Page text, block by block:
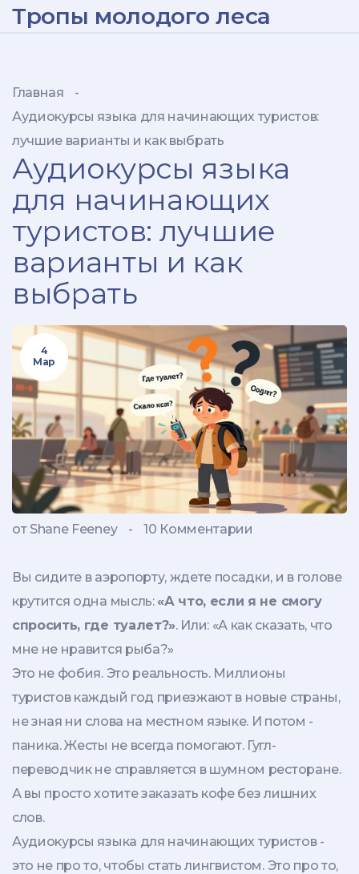
Тропы молодого леса
Главная
-
Аудиокурсы языка для начинающих туристов:
лучшие варианты и как выбрать
Аудиокурсы языка
для начинающих
туристов: лучшие
варианты и как
выбрать
4
Мар
от Shane Feeney - 10 Комментарии
Вы сидите в аэропорту, ждете посадки, и в голове
крутится одна мысль: «А что, если я не смогу
спросить, где туалет?». Или: «А как сказать, что
мне не нравится рыба?»
Это не фобия. Это реальность. Миллионы
туристов каждый год приезжают в новые страны,
не зная ни слова на местном языке. И потом -
паника. Жесты не всегда помогают. Гугл-
переводчик не справляется в шумном ресторане.
А вы просто хотите заказать кофе без лишних
слов.
Аудиокурсы языка для начинающих туристов -
это не про то, чтобы стать лингвистом. Это про то,